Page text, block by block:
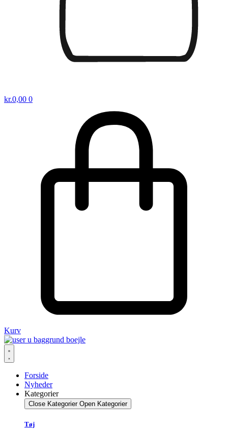
kr.0,00 0
Kurv
Forside
Nyheder
Kategorier
Close Kategorier Open Kategorier
Tøj